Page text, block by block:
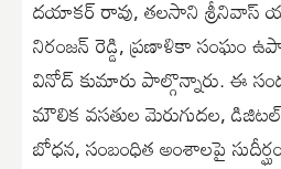
దయాకర్ రావు, తలసాని శ్రీనివాస్
నిరంజన్ రెడ్డి, ప్రణాళికా సంఘం
వినోద్ కుమారు పాల్గొన్నారు. ఈ
మౌలిక వసతుల మెరుగుదల,
బోధన, సంబంధిత అంశాలపై